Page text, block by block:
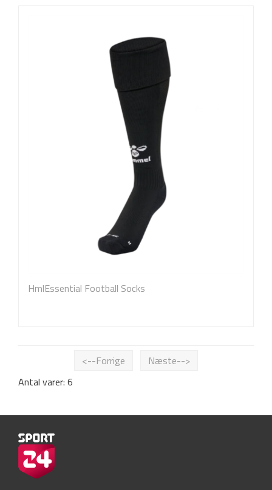
HmlEssential Football Socks
<--Forrige
Næste-->
Antal varer: 6